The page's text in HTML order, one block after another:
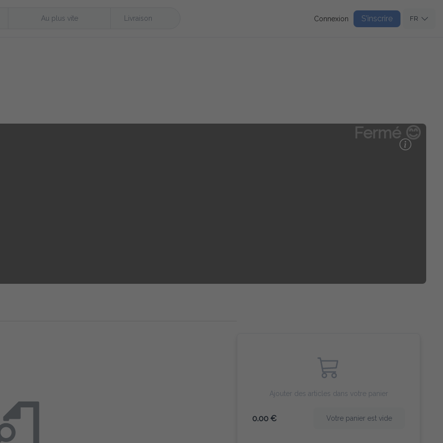
Au plus vite Livraison Connexion S’inscrire FR
Fermé 😊
Ajouter des articles dans votre panier
0.00 € Votre panier est vide